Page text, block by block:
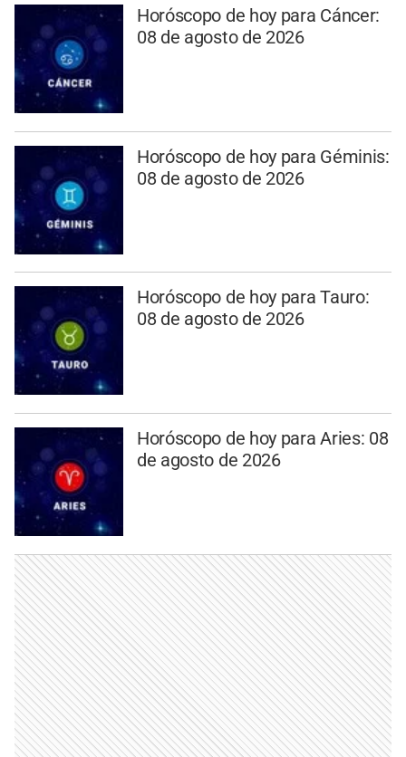
Horóscopo de hoy para Cáncer:
08 de agosto de 2026
Horóscopo de hoy para Géminis:
08 de agosto de 2026
Horóscopo de hoy para Tauro:
08 de agosto de 2026
Horóscopo de hoy para Aries: 08
de agosto de 2026